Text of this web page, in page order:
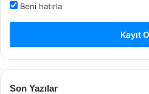
Beni hatırla
Kayıt
Son Yazılar